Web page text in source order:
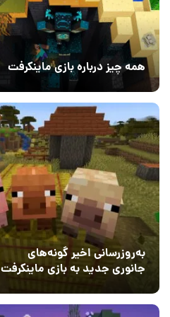
همه چیز درباره بازی ماینکرفت
به‌روزرسانی اخیر گونه‌های
جانوری جدید به بازی ماینکرفت